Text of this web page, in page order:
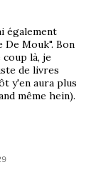
également
Mouk". Bon
là, je
de livres
y'en aura plus
même hein).